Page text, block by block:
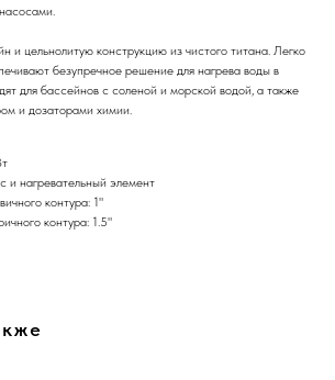
и цельнолитую конструкцию из чистого титана. Легко
безупречное решение для нагрева воды в
для бассейнов с соленой и морской водой, а также
и дозаторами химии.
и нагревательный элемент
контура: 1"
контура: 1.5"